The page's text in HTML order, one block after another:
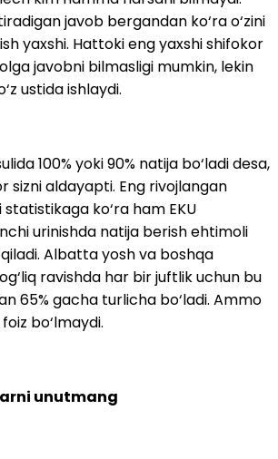
javob bergandan ko‘ra o‘zini
yaxshi. Hattoki eng yaxshi shifokor
javobni bilmasligi mumkin, lekin
ustida ishlaydi.
100% yoki 90% natija bo‘ladi desa,
sizni aldayapti. Eng rivojlangan
ko‘ra ham EKU
urinishda natija berish ehtimoli
Albatta yosh va boshqa
ravishda har bir juftlik uchun bu
65% gacha turlicha bo‘ladi. Ammo
bo‘lmaydi.
unutmang